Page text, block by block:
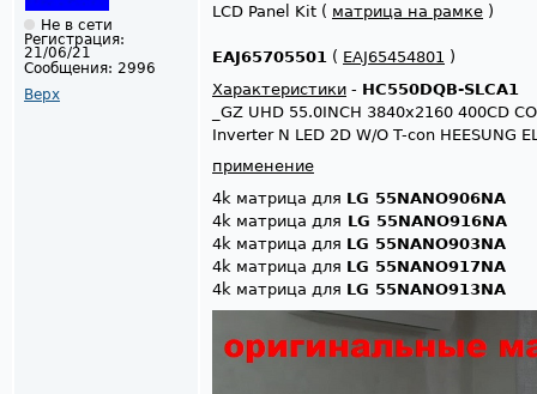
Не в сети
Регистрация:
21/06/21
Сообщения: 2996
Верх
LCD Panel Kit ( матрица на рамке )
EAJ65705501 ( EAJ65454801 )
Характеристики - HC550DQB-SLCA1
_GZ UHD 55.0INCH 3840x2160 400CD
Inverter N LED 2D W/O T-con HEESUNG
применение
4k матрица для LG 55NANO906NA
4k матрица для LG 55NANO916NA
4k матрица для LG 55NANO903NA
4k матрица для LG 55NANO917NA
4k матрица для LG 55NANO913NA